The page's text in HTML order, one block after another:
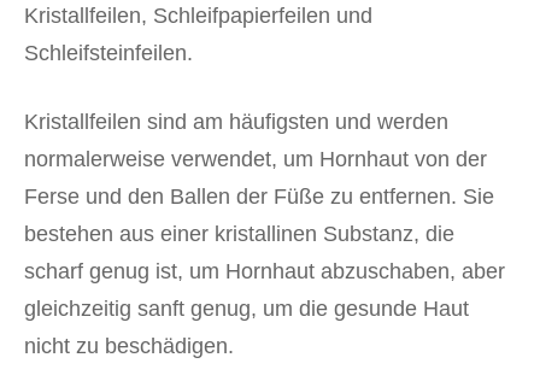
Kristallfeilen, Schleifpapierfeilen und
Schleifsteinfeilen.
Kristallfeilen sind am häufigsten und werden
normalerweise verwendet, um Hornhaut von der
Ferse und den Ballen der Füße zu entfernen. Sie
bestehen aus einer kristallinen Substanz, die
scharf genug ist, um Hornhaut abzuschaben, aber
gleichzeitig sanft genug, um die gesunde Haut
nicht zu beschädigen.